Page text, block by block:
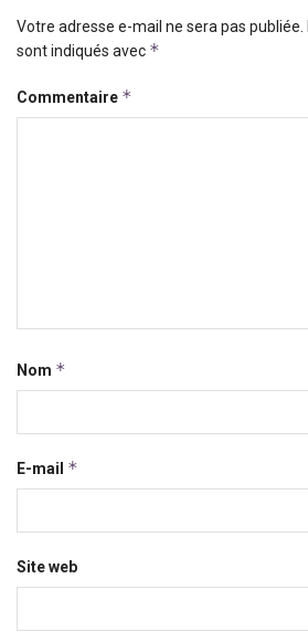
Votre adresse e-mail ne sera pas publiée.
sont indiqués avec *
Commentaire *
Nom *
E-mail *
Site web